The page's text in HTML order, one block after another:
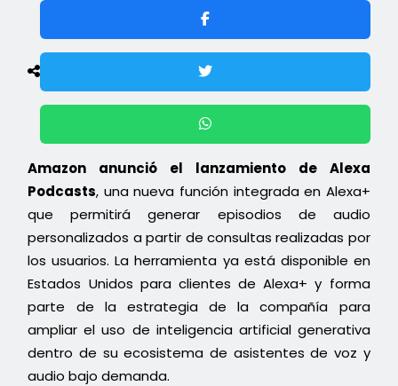
Amazon anunció el lanzamiento de Alexa
Podcasts, una nueva función integrada en Alexa+
que permitirá generar episodios de audio
personalizados a partir de consultas realizadas por
los usuarios. La herramienta ya está disponible en
Estados Unidos para clientes de Alexa+ y forma
parte de la estrategia de la compañía para
ampliar el uso de inteligencia artificial generativa
dentro de su ecosistema de asistentes de voz y
audio bajo demanda.